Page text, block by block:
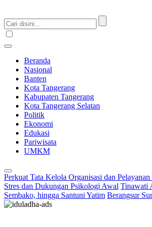
Beranda
Nasional
Banten
Kota Tangerang
Kabupaten Tangerang
Kota Tangerang Selatan
Politik
Ekonomi
Edukasi
Pariwisata
UMKM
Perkuat Tata Kelola Organisasi dan
Stres dan Dukungan Psikologi Awal Tinawati
Sembako, hingga Santuni Yatim Berangsur